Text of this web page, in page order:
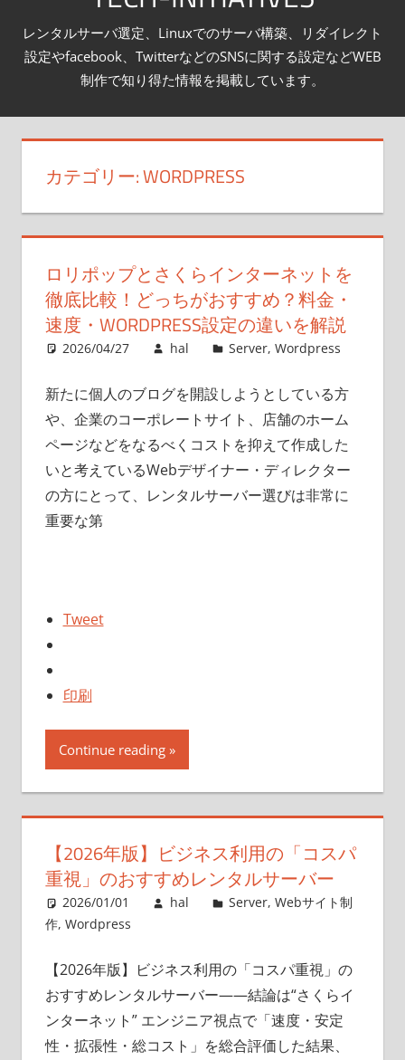
レンタルサーバ選定、Linuxでのサーバ構築、リダイレクト
設定やfacebook、TwitterなどのSNSに関する設定などWEB
制作で知り得た情報を掲載しています。
カテゴリー:WORDPRESS
ロリポップとさくらインターネットを
徹底比較！どっちがおすすめ？料金・
速度・WORDPRESS設定の違いを解説
2026/04/27 hal Server,Wordpress
新たに個人のブログを開設しようとしている方
や、企業のコーポレートサイト、店舗のホーム
ページなどをなるべくコストを抑えて作成した
いと考えているWebデザイナー・ディレクター
の方にとって、レンタルサーバー選びは非常に
重要な第
Tweet
印刷
Continue reading
【2026年版】ビジネス利用の「コスパ
重視」のおすすめレンタルサーバー
2026/01/01 hal Server,Webサイト制
作, Wordpress
【2026年版】ビジネス利用の「コスパ重視」の
おすすめレンタルサーバー——結論は“さくらイ
ンターネット” エンジニア視点で「速度・安定
性・拡張性・総コスト」を総合評価した結果、